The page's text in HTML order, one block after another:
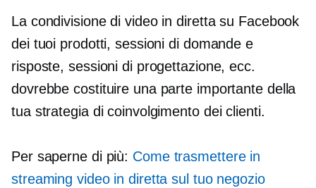
La condivisione di video in diretta su Facebook
dei tuoi prodotti, sessioni di domande e
risposte, sessioni di progettazione, ecc.
dovrebbe costituire una parte importante della
tua strategia di coinvolgimento dei clienti.
Per saperne di più: Come trasmettere in
streaming video in diretta sul tuo negozio